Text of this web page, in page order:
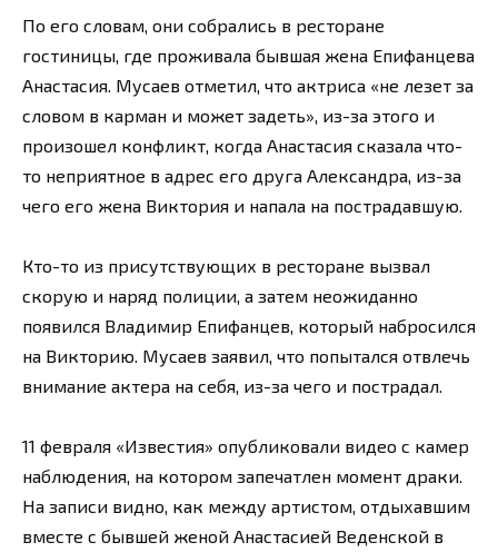
По его словам, они собрались в ресторане
гостиницы, где проживала бывшая жена Епифанцева
Анастасия. Мусаев отметил, что актриса «не лезет за
словом в карман и может задеть», из-за этого и
произошел конфликт, когда Анастасия сказала что-
то неприятное в адрес его друга Александра, из-за
чего его жена Виктория и напала на пострадавшую.
Кто-то из присутствующих в ресторане вызвал
скорую и наряд полиции, а затем неожиданно
появился Владимир Епифанцев, который набросился
на Викторию. Мусаев заявил, что попытался отвлечь
внимание актера на себя, из-за чего и пострадал.
11 февраля «Известия» опубликовали видео с камер
наблюдения, на котором запечатлен момент драки.
На записи видно, как между артистом, отдыхавшим
вместе с бывшей женой Анастасией Веденской в